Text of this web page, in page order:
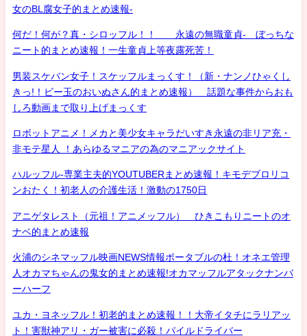
女のBL腐女子的まとめ速報-
何だ！何が？真・シロッフル！！ 永遠の無職童貞- ぼっちな
ニート的まとめ速報！一生童貞上等夜露死苦！
男装スケバン女子！スケッフルまっくす！（新・ナンノひゃくし
きっ!！ビー玉のおいぬさん的まとめ速報） 話題な事件からおも
しろ動画まで取り上げまっくす
ロボットアニメ！メカと美少女キャラだいすき永遠の非リア充・
非モテ星人 ！あらゆるマニアの為のマニアックサイト
ハルッフル-専業主夫的YOUTUBERまとめ速報！キモデブロリコ
ンおたく！初老人の介護生活！激動の1750日
アニゲタレスト（元祖！アニメッフル） ひきこもりニートのオ
ナベ的まとめ速報
火浦のシネマッフル映画NEWS情報ポータブルの杜！オネエ管理
人オカマちゃんの鬼女的まとめ速報!オカマッフルアタックナンバ
ーハーフ
ユカ・ヨネッフル！初老的まとめ速報！！大帝イタチにラリアッ
ト！害獣神アリ・ガー被害に必殺！パイルドライバー